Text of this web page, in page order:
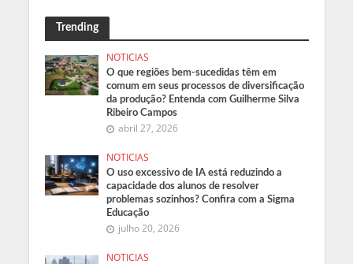
Trending
NOTICIAS
O que regiões bem-sucedidas têm em
comum em seus processos de diversificação
da produção? Entenda com Guilherme Silva
Ribeiro Campos
abril 27, 2026
NOTICIAS
O uso excessivo de IA está reduzindo a
capacidade dos alunos de resolver
problemas sozinhos? Confira com a Sigma
Educação
julho 20, 2026
NOTICIAS